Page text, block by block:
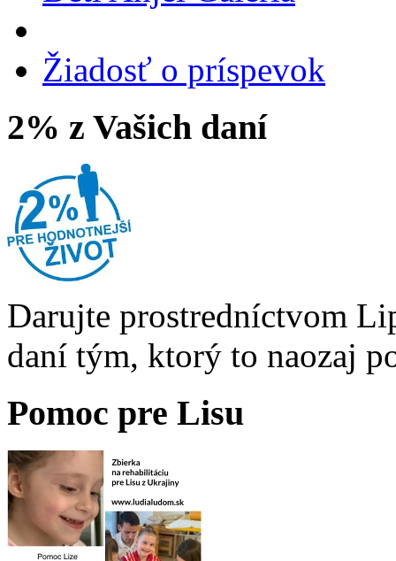
Žiadosť o príspevok
2% z Vašich daní
Darujte prostredníctvom
daní tým, ktorý to naozaj
Pomoc pre Lisu